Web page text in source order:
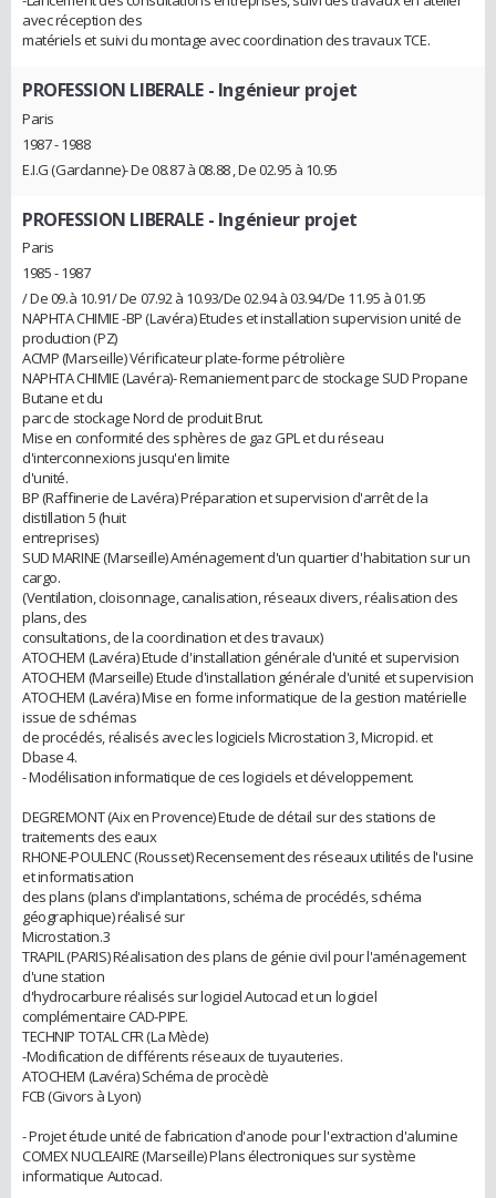
avec réception des
matériels et suivi du montage avec coordination des travaux TCE.
PROFESSION LIBERALE - Ingénieur projet
Paris
1987 - 1988
E.I.G (Gardanne)- De 08.87 à 08.88 , De 02.95 à 10.95
PROFESSION LIBERALE - Ingénieur projet
Paris
1985 - 1987
/ De 09.à 10.91/ De 07.92 à 10.93/De 02.94 à 03.94/De 11.95 à 01.95
NAPHTA CHIMIE -BP (Lavéra) Etudes et installation supervision unité de
production (PZ)
ACMP (Marseille) Vérificateur plate-forme pétrolière
NAPHTA CHIMIE (Lavéra)- Remaniement parc de stockage SUD Propane
Butane et du
parc de stockage Nord de produit Brut.
Mise en conformité des sphères de gaz GPL et du réseau
d'interconnexions jusqu'en limite
d'unité.
BP (Raffinerie de Lavéra) Préparation et supervision d'arrêt de la
distillation 5 (huit
entreprises)
SUD MARINE (Marseille) Aménagement d'un quartier d'habitation sur un
cargo.
(Ventilation, cloisonnage, canalisation, réseaux divers, réalisation des
plans, des
consultations, de la coordination et des travaux)
ATOCHEM (Lavéra) Etude d'installation générale d'unité et supervision
ATOCHEM (Marseille) Etude d'installation générale d'unité et supervision
ATOCHEM (Lavéra) Mise en forme informatique de la gestion matérielle
issue de schémas
de procédés, réalisés avec les logiciels Microstation 3, Micropid. et
Dbase 4.
- Modélisation informatique de ces logiciels et développement.
DEGREMONT (Aix en Provence) Etude de détail sur des stations de
traitements des eaux
RHONE-POULENC (Rousset) Recensement des réseaux utilités de l'usine
et informatisation
des plans (plans d'implantations, schéma de procédés, schéma
géographique) réalisé sur
Microstation.3
TRAPIL (PARIS) Réalisation des plans de génie civil pour l'aménagement
d'une station
d'hydrocarbure réalisés sur logiciel Autocad et un logiciel
complémentaire CAD-PIPE.
TECHNIP TOTAL CFR (La Mède)
-Modification de différents réseaux de tuyauteries.
ATOCHEM (Lavéra) Schéma de procèdè
FCB (Givors à Lyon)
- Projet étude unité de fabrication d'anode pour l'extraction d'alumine
COMEX NUCLEAIRE (Marseille) Plans électroniques sur système
informatique Autocad.